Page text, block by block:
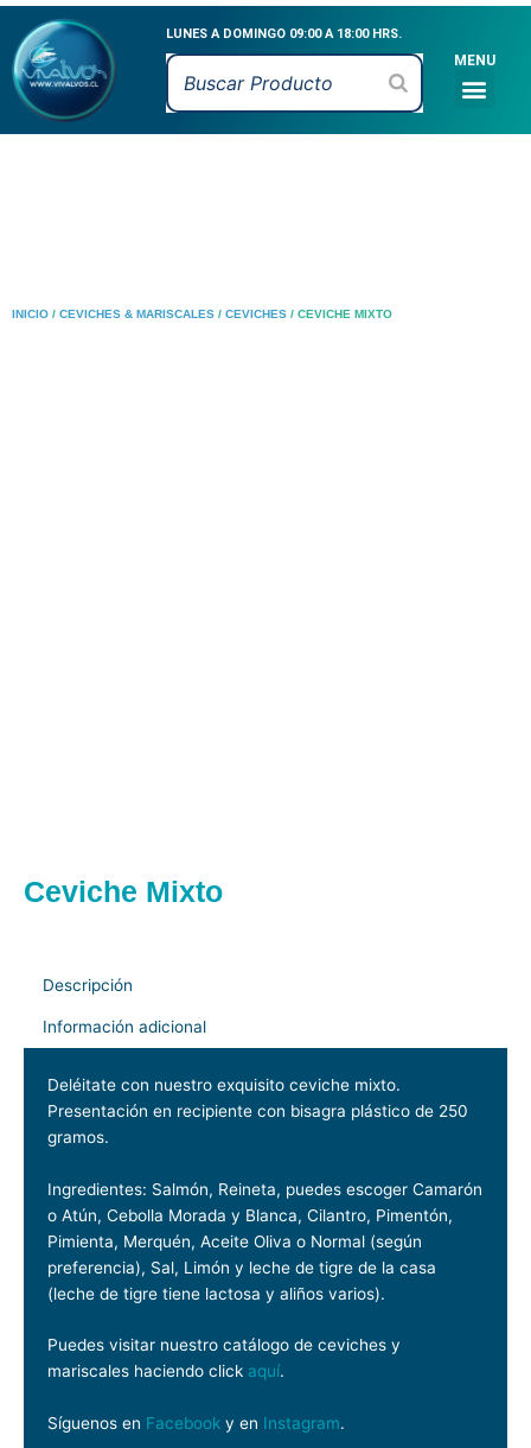
Ir
contenido
LUNES A DOMINGO 09:00 A 18:00 HRS.
MENU
INICIO / CEVICHES & MARISCALES / CEVICHES / CEVICHE MIXTO
Ceviche Mixto
Descripción
Información adicional
Deléitate con nuestro exquisito ceviche mixto.
Presentación en recipiente con bisagra plástico de 250
gramos.
Ingredientes: Salmón, Reineta, puedes escoger Camarón
o Atún, Cebolla Morada y Blanca, Cilantro, Pimentón,
Pimienta, Merquén, Aceite Oliva o Normal (según
preferencia), Sal, Limón y leche de tigre de la casa
(leche de tigre tiene lactosa y aliños varios).
Puedes visitar nuestro catálogo de ceviches y
mariscales haciendo click aquí.
Síguenos en Facebook y en Instagram.